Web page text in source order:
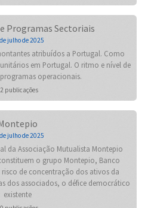
Programas Sectoriais
julho de 2025
atribuídos a Portugal. Como
em Portugal. O ritmo e nível de
operacionais.
publicações
julho de 2025
da Associação Mutualista Montepio
o grupo Montepio, Banco
de concentração dos ativos da
dos associados, o défice democrático
existente